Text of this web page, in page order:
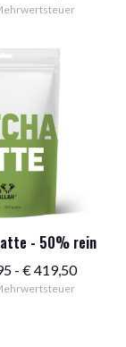
- 50% rein
- €419,50